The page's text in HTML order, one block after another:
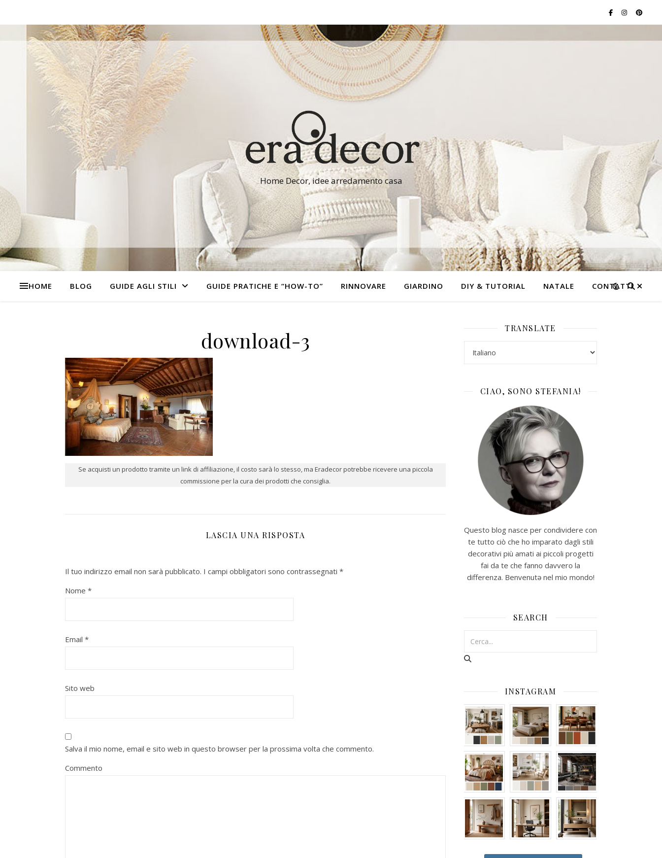
Home Decor, idee arredamento casa
HOME BLOG GUIDE AGLI STILI GUIDE PRATICHE E “HOW-TO” RINNOVARE GIARDINO DIY & TUTORIAL NATALE CONTATTI
download-3
Se acquisti un prodotto tramite un link di affiliazione, il costo sarà lo stesso, ma Eradecor potrebbe ricevere una piccola
commissione per la cura dei prodotti che consiglia.
LASCIA UNA RISPOSTA
Il tuo indirizzo email non sarà pubblicato. I campi obbligatori sono contrassegnati *
Nome *
Email *
Sito web
Salva il mio nome, email e sito web in questo browser per la prossima volta che commento.
Commento
TRANSLATE
CIAO, SONO STEFANIA!
Questo blog nasce per condividere con
te tutto ciò che ho imparato dagli stili
decorativi più amati ai piccoli progetti
fai da te che fanno davvero la
differenza. Benvenutə nel mio mondo!
SEARCH
INSTAGRAM